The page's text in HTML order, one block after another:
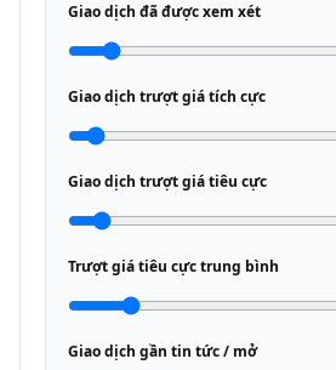
Giao dịch đã được xem xét
Giao dịch trượt giá tích cực
Giao dịch trượt giá tiêu cực
Trượt giá tiêu cực trung bình
Giao dịch gần tin tức / mở